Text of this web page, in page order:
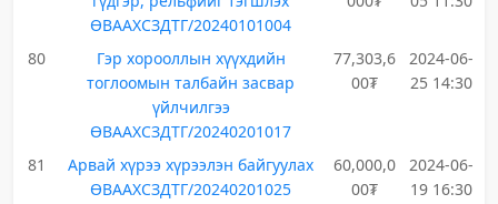
ӨВААХСЗДТГ/20240101004
80
Гэр хорооллын хүүхдийн
тоглоомын талбайн засвар
үйлчилгээ
ӨВААХСЗДТГ/20240201017
77,303,6
00₮
2024-06-
25 14:30
81
Арвай хүрээ хүрээлэн байгуулах
ӨВААХСЗДТГ/20240201025
60,000,0
00₮
2024-06-
19 16:30